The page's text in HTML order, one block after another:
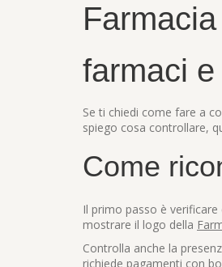
farmaci
Se ti chiedi come fare a
spiego cosa controllare,
Come
Il primo passo è
mostrare il logo della
Controlla anche la
richiede pagamenti con